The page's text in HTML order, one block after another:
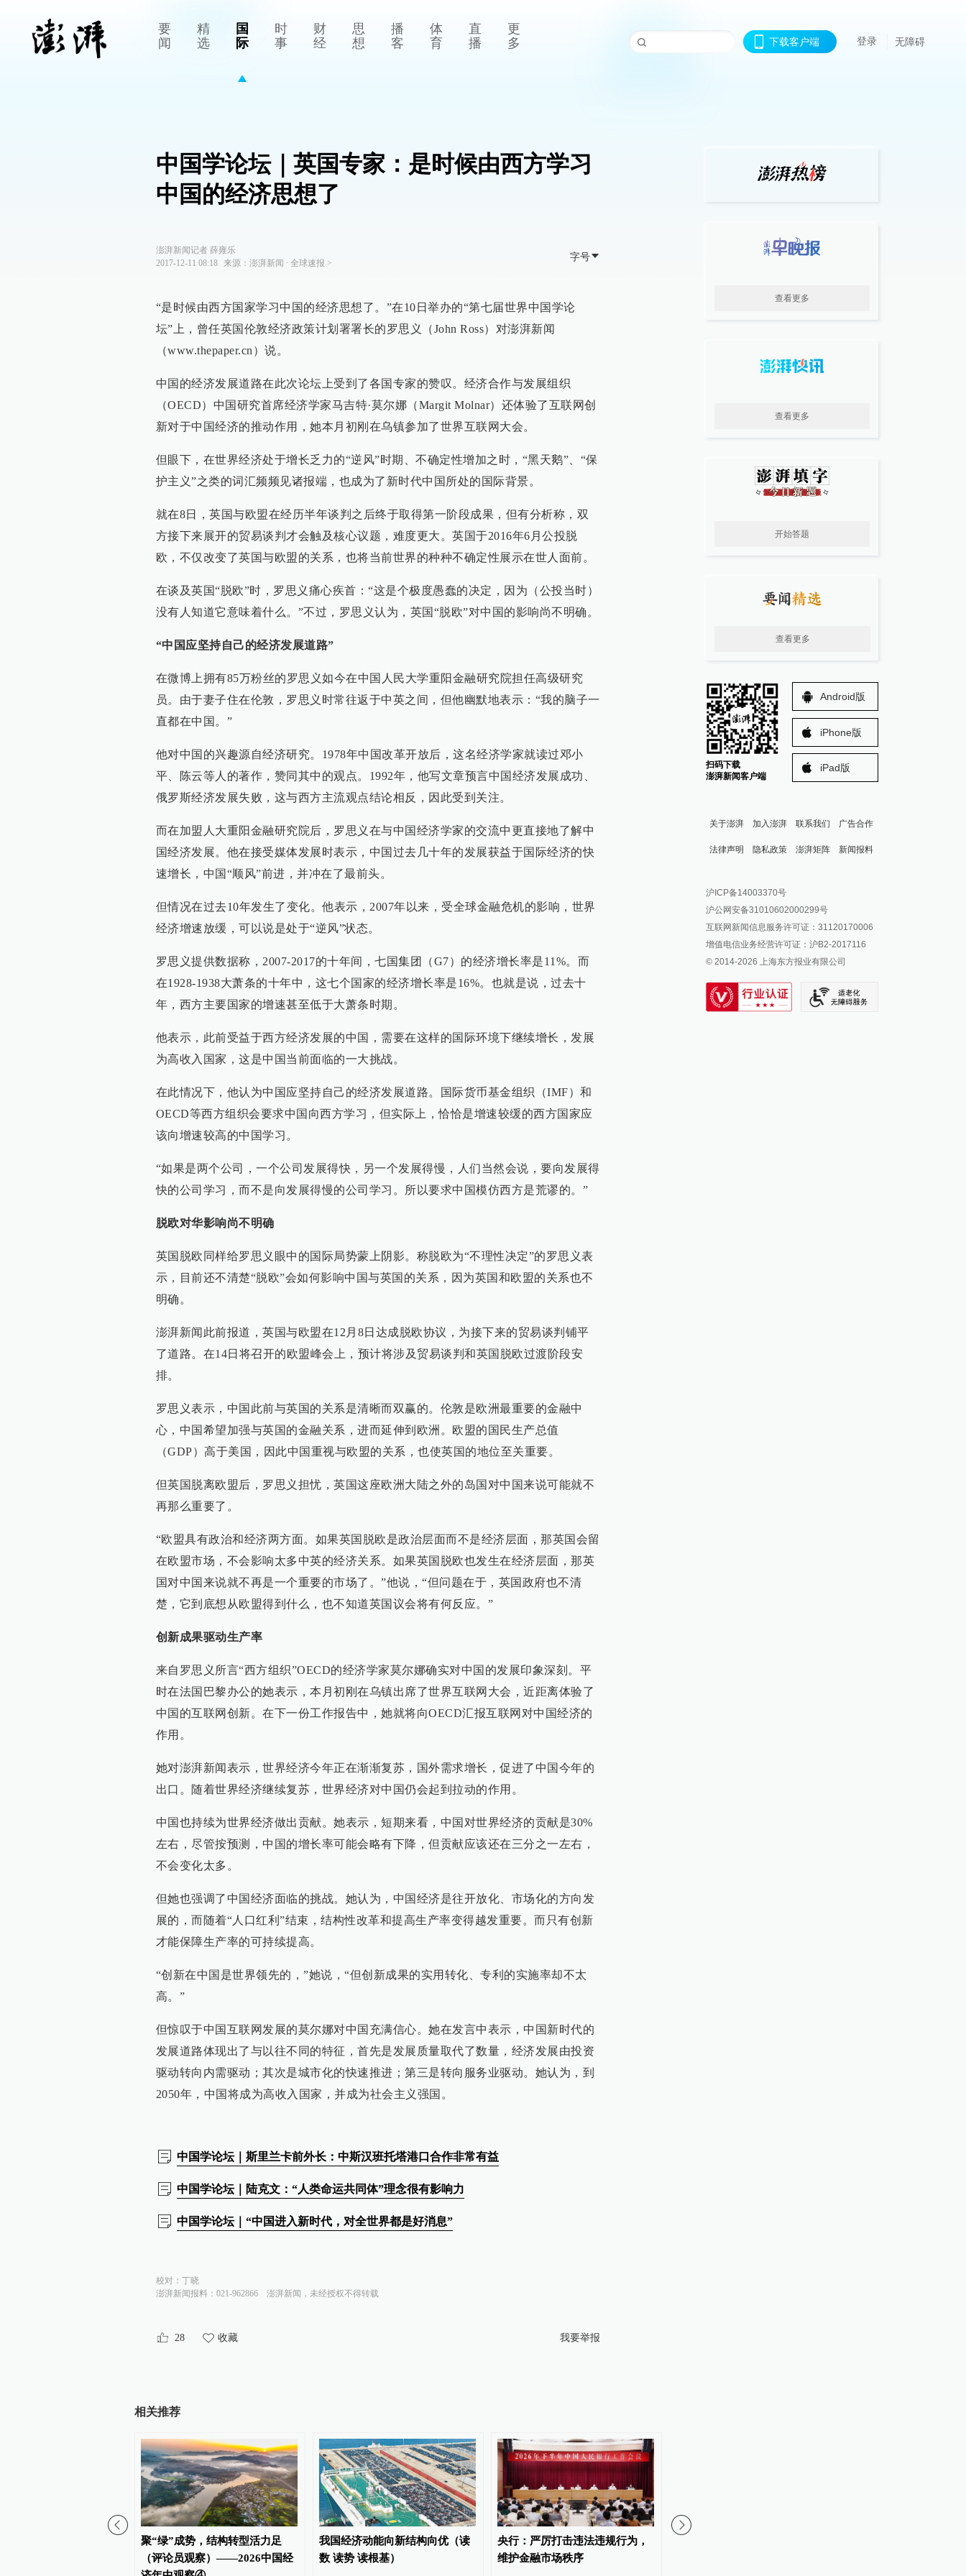
要
闻
精
选
国
际
时
事
财
经
思
想
播
客
体
育
直
播
更
多
下载客户端 登录 无障碍
中国学论坛｜英国专家：是时候由西方学习
中国的经济思想了
澎湃新闻记者 薛雍乐
2017-12-11 08:18
来源： 澎湃新闻 ∙ 全球速报 >
字号
“是时候由西方国家学习中国的经济思想了。”在10日举办的“第七届世界中国学论
坛”上，曾任英国伦敦经济政策计划署署长的罗思义（John Ross）对澎湃新闻
（www.thepaper.cn）说。
中国的经济发展道路在此次论坛上受到了各国专家的赞叹。经济合作与发展组织
（OECD）中国研究首席经济学家马吉特·莫尔娜（Margit Molnar）还体验了互联网创
新对于中国经济的推动作用，她本月初刚在乌镇参加了世界互联网大会。
但眼下，在世界经济处于增长乏力的“逆风”时期、不确定性增加之时，“黑天鹅”、“保
护主义”之类的词汇频频见诸报端，也成为了新时代中国所处的国际背景。
就在8日，英国与欧盟在经历半年谈判之后终于取得第一阶段成果，但有分析称，双
方接下来展开的贸易谈判才会触及核心议题，难度更大。英国于2016年6月公投脱
欧，不仅改变了英国与欧盟的关系，也将当前世界的种种不确定性展示在世人面前。
在谈及英国“脱欧”时，罗思义痛心疾首：“这是个极度愚蠢的决定，因为（公投当时）
没有人知道它意味着什么。”不过，罗思义认为，英国“脱欧”对中国的影响尚不明确。
“中国应坚持自己的经济发展道路”
在微博上拥有85万粉丝的罗思义如今在中国人民大学重阳金融研究院担任高级研究
员。由于妻子住在伦敦，罗思义时常往返于中英之间，但他幽默地表示：“我的脑子一
直都在中国。”
他对中国的兴趣源自经济研究。1978年中国改革开放后，这名经济学家就读过邓小
平、陈云等人的著作，赞同其中的观点。1992年，他写文章预言中国经济发展成功、
俄罗斯经济发展失败，这与西方主流观点结论相反，因此受到关注。
而在加盟人大重阳金融研究院后，罗思义在与中国经济学家的交流中更直接地了解中
国经济发展。他在接受媒体发展时表示，中国过去几十年的发展获益于国际经济的快
速增长，中国“顺风”前进，并冲在了最前头。
但情况在过去10年发生了变化。他表示，2007年以来，受全球金融危机的影响，世界
经济增速放缓，可以说是处于“逆风”状态。
罗思义提供数据称，2007-2017的十年间，七国集团（G7）的经济增长率是11%。而
在1928-1938大萧条的十年中，这七个国家的经济增长率是16%。也就是说，过去十
年，西方主要国家的增速甚至低于大萧条时期。
他表示，此前受益于西方经济发展的中国，需要在这样的国际环境下继续增长，发展
为高收入国家，这是中国当前面临的一大挑战。
在此情况下，他认为中国应坚持自己的经济发展道路。国际货币基金组织（IMF）和
OECD等西方组织会要求中国向西方学习，但实际上，恰恰是增速较缓的西方国家应
该向增速较高的中国学习。
“如果是两个公司，一个公司发展得快，另一个发展得慢，人们当然会说，要向发展得
快的公司学习，而不是向发展得慢的公司学习。所以要求中国模仿西方是荒谬的。”
脱欧对华影响尚不明确
英国脱欧同样给罗思义眼中的国际局势蒙上阴影。称脱欧为“不理性决定”的罗思义表
示，目前还不清楚“脱欧”会如何影响中国与英国的关系，因为英国和欧盟的关系也不
明确。
澎湃新闻此前报道，英国与欧盟在12月8日达成脱欧协议，为接下来的贸易谈判铺平
了道路。在14日将召开的欧盟峰会上，预计将涉及贸易谈判和英国脱欧过渡阶段安
排。
罗思义表示，中国此前与英国的关系是清晰而双赢的。伦敦是欧洲最重要的金融中
心，中国希望加强与英国的金融关系，进而延伸到欧洲。欧盟的国民生产总值
（GDP）高于美国，因此中国重视与欧盟的关系，也使英国的地位至关重要。
但英国脱离欧盟后，罗思义担忧，英国这座欧洲大陆之外的岛国对中国来说可能就不
再那么重要了。
“欧盟具有政治和经济两方面。如果英国脱欧是政治层面而不是经济层面，那英国会留
在欧盟市场，不会影响太多中英的经济关系。如果英国脱欧也发生在经济层面，那英
国对中国来说就不再是一个重要的市场了。”他说，“但问题在于，英国政府也不清
楚，它到底想从欧盟得到什么，也不知道英国议会将有何反应。”
创新成果驱动生产率
来自罗思义所言“西方组织”OECD的经济学家莫尔娜确实对中国的发展印象深刻。平
时在法国巴黎办公的她表示，本月初刚在乌镇出席了世界互联网大会，近距离体验了
中国的互联网创新。在下一份工作报告中，她就将向OECD汇报互联网对中国经济的
作用。
她对澎湃新闻表示，世界经济今年正在渐渐复苏，国外需求增长，促进了中国今年的
出口。随着世界经济继续复苏，世界经济对中国仍会起到拉动的作用。
中国也持续为世界经济做出贡献。她表示，短期来看，中国对世界经济的贡献是30%
左右，尽管按预测，中国的增长率可能会略有下降，但贡献应该还在三分之一左右，
不会变化太多。
但她也强调了中国经济面临的挑战。她认为，中国经济是往开放化、市场化的方向发
展的，而随着“人口红利”结束，结构性改革和提高生产率变得越发重要。而只有创新
才能保障生产率的可持续提高。
“创新在中国是世界领先的，”她说，“但创新成果的实用转化、专利的实施率却不太
高。”
但惊叹于中国互联网发展的莫尔娜对中国充满信心。她在发言中表示，中国新时代的
发展道路体现出了与以往不同的特征，首先是发展质量取代了数量，经济发展由投资
驱动转向内需驱动；其次是城市化的快速推进；第三是转向服务业驱动。她认为，到
2050年，中国将成为高收入国家，并成为社会主义强国。
中国学论坛｜斯里兰卡前外长：中斯汉班托塔港口合作非常有益
中国学论坛｜陆克文：“人类命运共同体”理念很有影响力
中国学论坛｜“中国进入新时代，对全世界都是好消息”
校对： 丁晓
澎湃新闻报料：021-962866
澎湃新闻，未经授权不得转载
28 收藏 我要举报
相关推荐
聚“绿”成势，结构转型活力足
（评论员观察）——2026中国经
我国经济动能向新结构向优（读
数 读势 读根基）
央行：严厉打击违法违规行为，
维护金融市场秩序
查看更多
查看更多
开始答题
查看更多
扫码下载
澎湃新闻客户端
Android版
iPhone版
iPad版
关于澎湃 加入澎湃 联系我们 广告合作
法律声明 隐私政策 澎湃矩阵
澎湃新闻公众号
澎湃新闻抖音号
派生万物开放平台
IP SHANGHAI
SIXTH TONE
新闻报料
报料邮箱: news@thepaper.cn
沪ICP备14003370号
沪公网安备31010602000299号
互联网新闻信息服务许可证：31120170006
增值电信业务经营许可证：沪B2-2017116
© 2014-2026 上海东方报业有限公司